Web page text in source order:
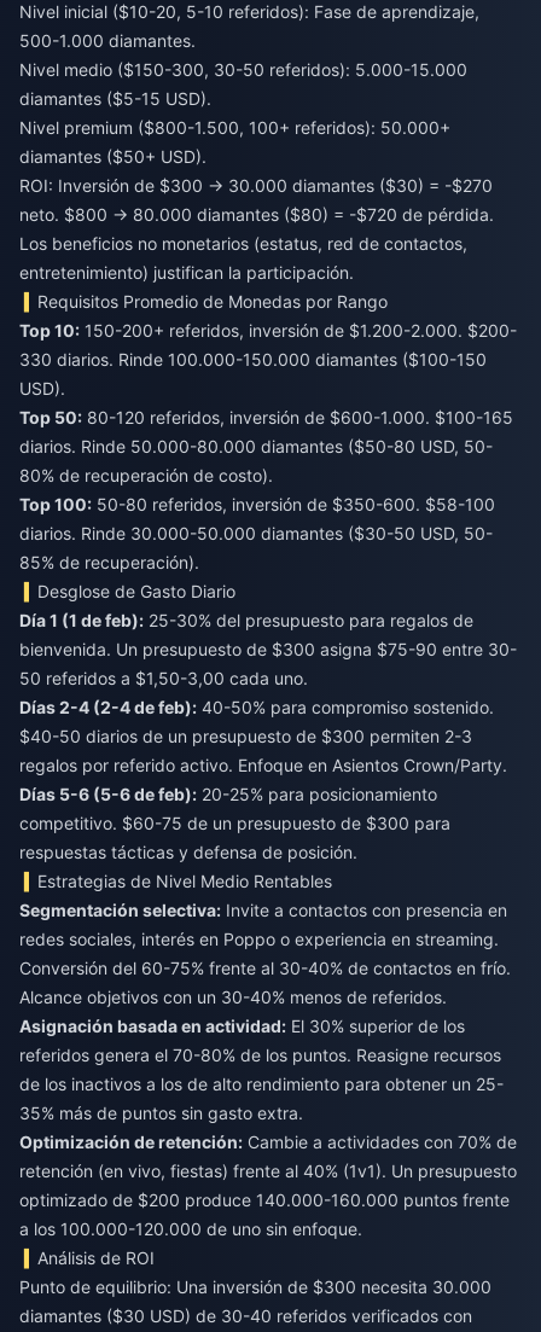
Nivel inicial ($10-20, 5-10 referidos): Fase de aprendizaje,
500-1.000 diamantes.
Nivel medio ($150-300, 30-50 referidos): 5.000-15.000
diamantes ($5-15 USD).
Nivel premium ($800-1.500, 100+ referidos): 50.000+
diamantes ($50+ USD).
ROI: Inversión de $300 → 30.000 diamantes ($30) = -$270
neto. $800 → 80.000 diamantes ($80) = -$720 de pérdida.
Los beneficios no monetarios (estatus, red de contactos,
entretenimiento) justifican la participación.
Requisitos Promedio de Monedas por Rango
Top 10: 150-200+ referidos, inversión de $1.200-2.000. $200-
330 diarios. Rinde 100.000-150.000 diamantes ($100-150
USD).
Top 50: 80-120 referidos, inversión de $600-1.000. $100-165
diarios. Rinde 50.000-80.000 diamantes ($50-80 USD, 50-
80% de recuperación de costo).
Top 100: 50-80 referidos, inversión de $350-600. $58-100
diarios. Rinde 30.000-50.000 diamantes ($30-50 USD, 50-
85% de recuperación).
Desglose de Gasto Diario
Día 1 (1 de feb): 25-30% del presupuesto para regalos de
bienvenida. Un presupuesto de $300 asigna $75-90 entre 30-
50 referidos a $1,50-3,00 cada uno.
Días 2-4 (2-4 de feb): 40-50% para compromiso sostenido.
$40-50 diarios de un presupuesto de $300 permiten 2-3
regalos por referido activo. Enfoque en Asientos Crown/Party.
Días 5-6 (5-6 de feb): 20-25% para posicionamiento
competitivo. $60-75 de un presupuesto de $300 para
respuestas tácticas y defensa de posición.
Estrategias de Nivel Medio Rentables
Segmentación selectiva: Invite a contactos con presencia en
redes sociales, interés en Poppo o experiencia en streaming.
Conversión del 60-75% frente al 30-40% de contactos en frío.
Alcance objetivos con un 30-40% menos de referidos.
Asignación basada en actividad: El 30% superior de los
referidos genera el 70-80% de los puntos. Reasigne recursos
de los inactivos a los de alto rendimiento para obtener un 25-
35% más de puntos sin gasto extra.
Optimización de retención: Cambie a actividades con 70% de
retención (en vivo, fiestas) frente al 40% (1v1). Un presupuesto
optimizado de $200 produce 140.000-160.000 puntos frente
a los 100.000-120.000 de uno sin enfoque.
Análisis de ROI
Punto de equilibrio: Una inversión de $300 necesita 30.000
diamantes ($30 USD) de 30-40 referidos verificados con